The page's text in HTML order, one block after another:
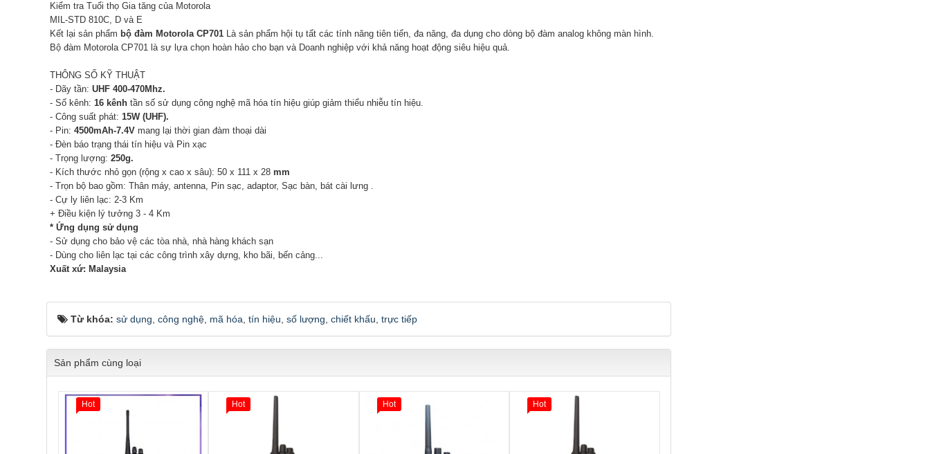
Kiểm tra Tuổi thọ Gia tăng của Motorola
MIL-STD 810C, D và E
Kết lại sản phẩm bộ đàm Motorola CP701 Là sản phẩm hội tụ tất các tính năng tiên tiến, đa năng, đa dụng cho dòng bộ đàm analog không màn hình.
Bộ đàm Motorola CP701 là sự lựa chọn hoàn hảo cho bạn và Doanh nghiệp với khả năng hoạt động siêu hiệu quả.
THÔNG SỐ KỸ THUẬT
- Dãy tần: UHF 400-470Mhz.
- Số kênh: 16 kênh tần số sử dụng công nghệ mã hóa tín hiệu giúp giảm thiểu nhiễu tín hiệu.
- Công suất phát: 15W (UHF).
- Pin: 4500mAh-7.4V mang lại thời gian đàm thoại dài
- Đèn báo trạng thái tín hiệu và Pin xạc
- Trọng lượng: 250g.
- Kích thước nhỏ gọn (rộng x cao x sâu): 50 x 111 x 28 mm
- Trọn bộ bao gồm: Thân máy, antenna, Pin sạc, adaptor, Sạc bàn, bát cài lưng .
- Cự ly liên lạc: 2-3 Km
+ Điều kiện lý tưởng 3 - 4 Km
* Ứng dụng sử dụng
- Sử dụng cho bảo vệ các tòa nhà, nhà hàng khách sạn
- Dùng cho liên lạc tại các công trình xây dựng, kho bãi, bến cảng...
Xuất xứ: Malaysia
Từ khóa: sử dụng công nghệ mã hóa tín hiệu số lượng chiết khấu trực tiếp
Sản phẩm cùng loại
Hot Hot Hot Hot